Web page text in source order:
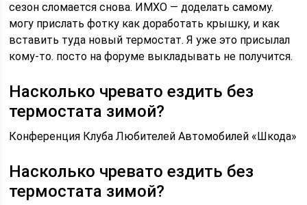
сезон сломается снова. ИМХО — доделать самому.
могу прислать фотку как доработать крышку, и как
вставить туда новый термостат. Я уже это присылал
кому-то. посто на форуме выкладывать не получится.
Насколько чревато ездить без
термостата зимой?
Конференция Клуба Любителей Автомобилей «Шкода»
Насколько чревато ездить без
термостата зимой?